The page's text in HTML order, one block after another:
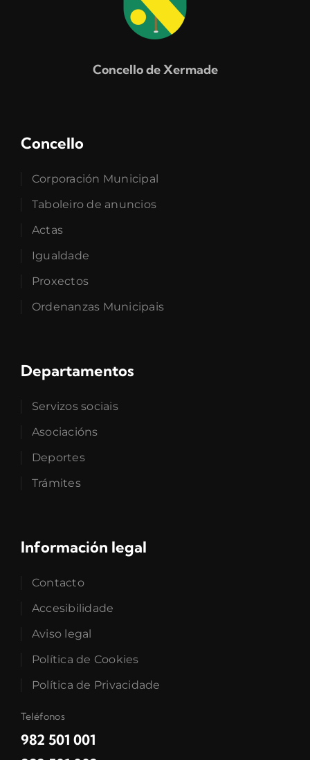
Concello de Xermade
Concello
Corporación Municipal
Taboleiro de anuncios
Actas
Igualdade
Proxectos
Ordenanzas Municipais
Departamentos
Servizos sociais
Asociacións
Deportes
Trámites
Información legal
Contacto
Accesibilidade
Aviso legal
Política de Cookies
Política de Privacidade
Teléfonos
982 501 001